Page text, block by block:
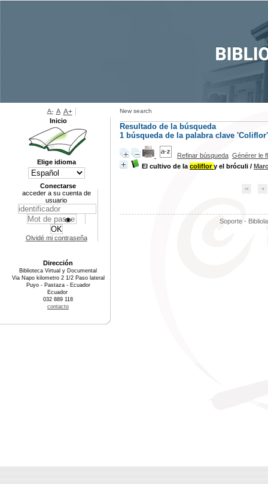
New search
Resultado de la búsqueda
1 búsqueda de la palabra clave 'Coliflor'
Refinar búsqueda Générer le
El cultivo de la coliflory el bróculi /
Soporte -
A- A A+
Inicio
Elige idioma
Conectarse
acceder a su cuenta de
usuario
Olvidé mi contraseña
Dirección
Biblioteca Virtual y Documental
Via Napo kilometro 2 1/2 Paso lateral
Puyo - Pastaza - Ecuador
Ecuador
032 889 118
contacto